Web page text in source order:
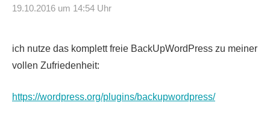
19.10.2016 um 14:54 Uhr
ich nutze das komplett freie BackUpWordPress zu meiner
vollen Zufriedenheit:
https://wordpress.org/plugins/backupwordpress/